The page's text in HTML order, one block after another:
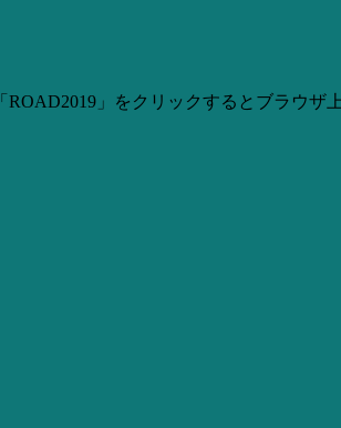
」をクリックするとブラウザ